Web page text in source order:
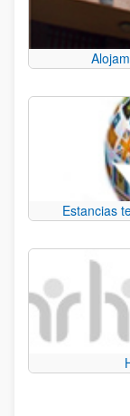
Estancias